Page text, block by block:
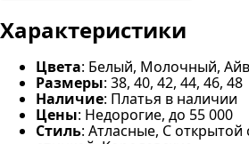
Характеристики
Цвета: Белый, Молочный,
Размеры: 38, 40, 42, 44, 46, 48
Наличие: Платья в наличии
Цены: Недорогие, до 55 000
Стиль: Атласные, С